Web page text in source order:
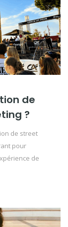
de
?
de street
pour
de